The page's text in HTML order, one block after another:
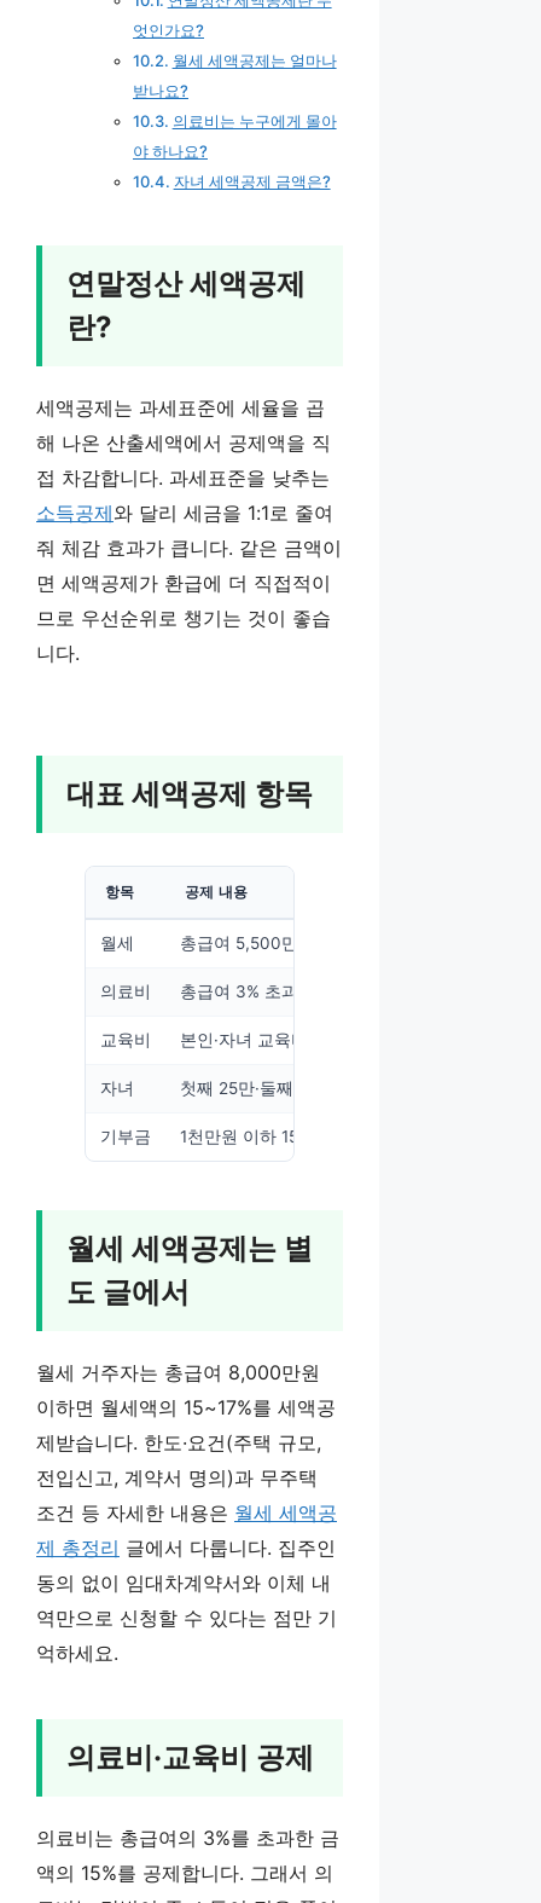
엇인가요?
월세 세액공제는 얼마나
받나요?
의료비는 누구에게 몰아
야 하나요?
자녀 세액공제 금액은?
연말정산 세액공제
란?
세액공제는 과세표준에 세율을 곱
해 나온 산출세액에서 공제액을 직
접 차감합니다. 과세표준을 낮추는
소득공제와 달리 세금을 1:1로 줄여
줘 체감 효과가 큽니다. 같은 금액이
면 세액공제가 환급에 더 직접적이
므로 우선순위로 챙기는 것이 좋습
니다.
대표 세액공제 항목
항목 공제 내용
월세 총급여 5,500만원 이하 17%, 8,000만원 이하
의료비 총급여 3% 초과분의 15%
교육비 본인·자녀 교육비 15%
자녀 첫째 25만·둘째 30만·셋째부터 40만원
기부금 1천만원 이하 15%, 초과분 30%
월세 세액공제는 별
도 글에서
월세 거주자는 총급여 8,000만원
이하면 월세액의 15~17%를 세액공
제받습니다. 한도·요건(주택 규모,
전입신고, 계약서 명의)과 무주택
조건 등 자세한 내용은 월세 세액공
제 총정리 글에서 다룹니다. 집주인
동의 없이 임대차계약서와 이체 내
역만으로 신청할 수 있다는 점만 기
억하세요.
의료비·교육비 공제
의료비는 총급여의 3%를 초과한 금
액의 15%를 공제합니다. 그래서 의